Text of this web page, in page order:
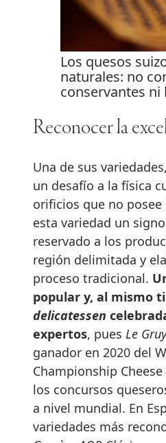
Los quesos
naturales: no
conservantes
Reconocer la
Una de sus variedades,
un desafío a la física
orificios que no
esta variedad un
reservado a los
región delimitada y
proceso tradicional.
popular y, al mismo
delicatessen
expertos, pues Le
ganador en 2020 del
Championship
los concursos
a nivel mundial. En
variedades más